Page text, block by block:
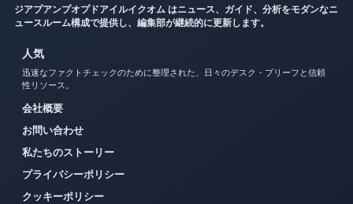
ジアプアンプオプドアイルイクオム はニュース、ガイド、分析をモダンなニ
ュースルーム構成で提供し、編集部が継続的に更新します。
人気
迅速なファクトチェックのために整理された、日々のデスク・ブリーフと信頼
性リソース。
会社概要
お問い合わせ
私たちのストーリー
プライバシーポリシー
クッキーポリシー